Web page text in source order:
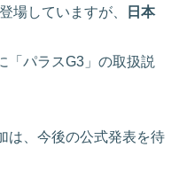
場していますが、
日本
「パラスG3」の取扱説
は、今後の公式発表を待